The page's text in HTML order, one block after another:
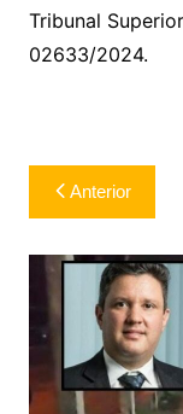
Tribunal
02633/2024.
Navegação
de
Post
Anterior